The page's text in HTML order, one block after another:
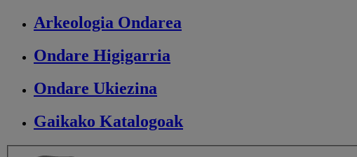
Arkeologia Ondarea
Ondare Higigarria
Ondare Ukiezina
Gaikako Katalogoak